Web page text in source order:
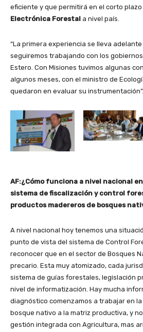
eficiente y que permitirá en el corto
Electrónica Forestal a nivel país.
“La primera experiencia se lleva
seguiremos trabajando con los
Estero. Con Misiones tuvimos algunas
algunos meses, con el ministro de
quedaron en evaluar su
AF:¿Cómo funciona a nivel nacional
sistema de fiscalización y control
productos madereros de bosques
A nivel nacional hoy tenemos una
punto de vista del sistema de Control
reconocer que en el sector de Bosques
precario. Esta muy atomizado, cada
sistema de guías forestales, legislación
nivel de informatización. Hay mucha
diagnóstico comenzamos a trabajar en
bosque nativo a la matriz productiva, y
gestión integrada con Agricultura, mas